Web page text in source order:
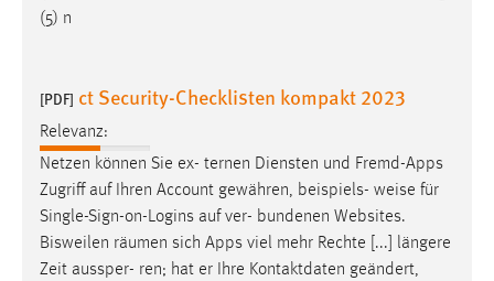
(5) n
[PDF] ct Security-Checklisten kompakt 2023
Relevanz:
Netzen können Sie ex- ternen Diensten und Fremd-Apps
Zugriff auf Ihren Account gewähren, beispiels- weise für
Single-Sign-on-Logins auf ver- bundenen Websites.
Bisweilen räumen sich Apps viel mehr Rechte [...] längere
Zeit aussper- ren; hat er Ihre Kontaktdaten geändert,